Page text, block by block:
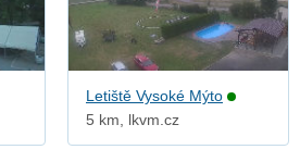
Letiště Vysoké Mýto
5 km, lkvm.cz